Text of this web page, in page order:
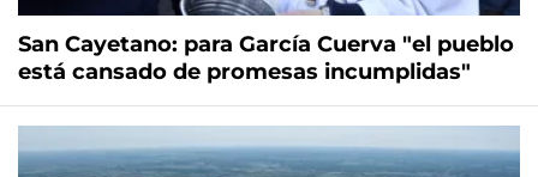
San Cayetano: para García Cuerva "el pueblo
está cansado de promesas incumplidas"